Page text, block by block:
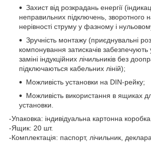
Захист від розкрадань енергії
неправильних підключень, зворотного
нерівності струму у фазному і
Зручність монтажу (приєднувальні
компонування затискачів забезпечують
заміні індукційних лічильників без
підключаються кабельних ліній);
Можливість установки на DIN-рейку;
Можливість використання в ящиках
установки.
-Упаковка: індивідуальна картонна
-Ящик: 20 шт.
-Комплектація: паспорт, лічильник,